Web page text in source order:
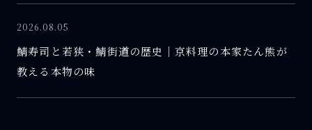
2026.08.05
鯖寿司と若狭・鯖街道の歴史｜京料理の本家たん熊が
教える本物の味